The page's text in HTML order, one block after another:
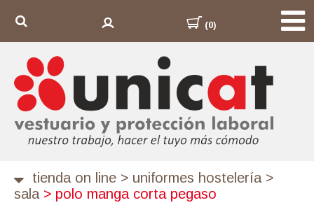
(0)
tienda on line > uniformes hostelería >
sala > polo manga corta pegaso